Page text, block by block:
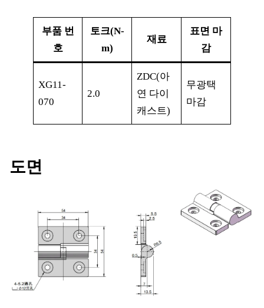
부품 번
호
토크(N-
m)
재료
표면 마
감
XG11-
070
2.0
ZDC(아
연 다이
캐스트)
무광택
마감
도면